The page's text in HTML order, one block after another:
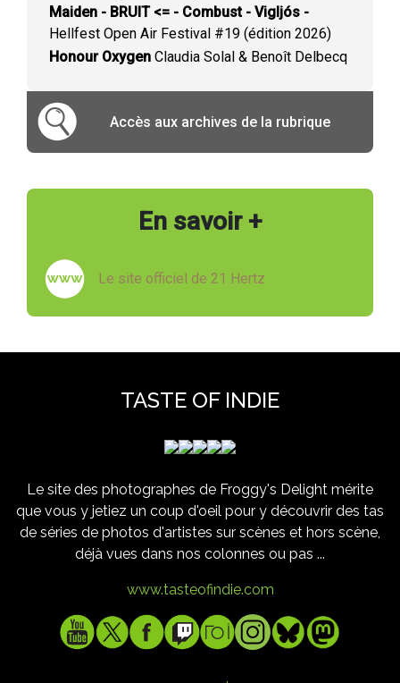
Maiden - BRUIT <= - Combust - Vigljós -
Hellfest Open Air Festival #19 (édition 2026)
Honour Oxygen Claudia Solal & Benoît Delbecq
Accès aux archives de la rubrique
En savoir +
Le site officiel de 21 Hertz
TASTE OF INDIE
Le site des photographes de Froggy's Delight mérite
que vous y jetiez un coup d'oeil pour y découvrir des tas
de séries de photos d'artistes sur scènes et hors scène,
déjà vues dans nos colonnes ou pas ...
www.tasteofindie.com